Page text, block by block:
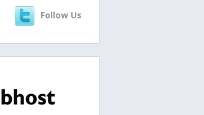
Follow Us